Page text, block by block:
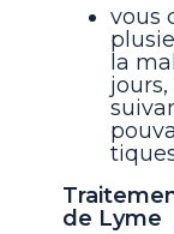
vous
la
de Lyme